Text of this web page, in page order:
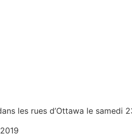
les rues d’Ottawa le samedi